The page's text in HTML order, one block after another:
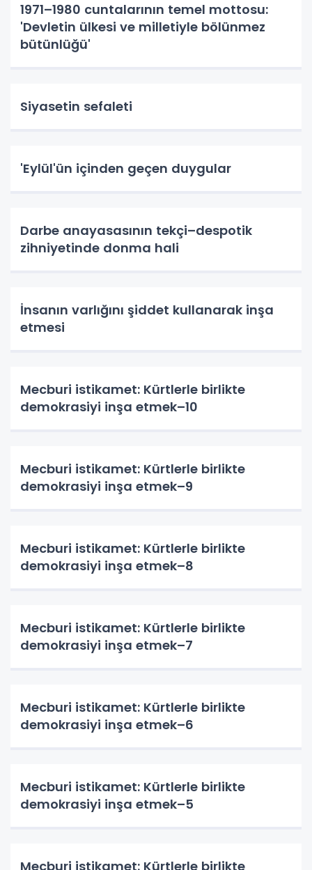
1971–1980 cuntalarının temel mottosu:
'Devletin ülkesi ve milletiyle bölünmez
bütünlüğü'
Siyasetin sefaleti
'Eylül'ün içinden geçen duygular
Darbe anayasasının tekçi–despotik
zihniyetinde donma hali
İnsanın varlığını şiddet kullanarak inşa
etmesi
Mecburi istikamet: Kürtlerle birlikte
demokrasiyi inşa etmek–10
Mecburi istikamet: Kürtlerle birlikte
demokrasiyi inşa etmek–9
Mecburi istikamet: Kürtlerle birlikte
demokrasiyi inşa etmek–8
Mecburi istikamet: Kürtlerle birlikte
demokrasiyi inşa etmek–7
Mecburi istikamet: Kürtlerle birlikte
demokrasiyi inşa etmek–6
Mecburi istikamet: Kürtlerle birlikte
demokrasiyi inşa etmek–5
Mecburi istikamet: Kürtlerle birlikte